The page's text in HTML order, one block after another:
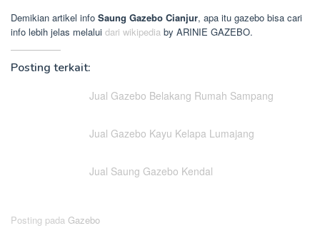
Demikian artikel info Saung Gazebo Cianjur, apa itu gazebo bisa cari
info lebih jelas melalui dari wikipedia by ARINIE GAZEBO.
Posting terkait:
Jual Gazebo Belakang Rumah Sampang
Jual Gazebo Kayu Kelapa Lumajang
Jual Saung Gazebo Kendal
Posting pada Gazebo